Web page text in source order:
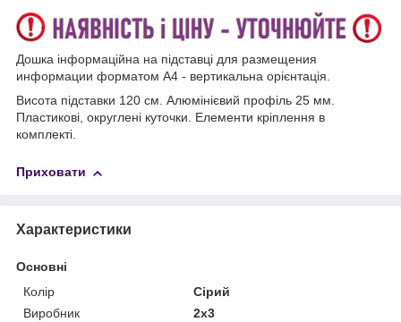
Дошка інформаційна на підставці для размещения
информации форматом А4 - вертикальна орієнтація.
Висота підставки 120 см. Алюмінієвий профіль 25 мм.
Пластикові, округлені куточки. Елементи кріплення в
комплекті.
Приховати
Характеристики
Основні
Колір
Сірий
Виробник
2х3